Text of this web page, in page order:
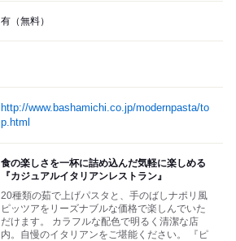
有（無料）
http://www.bashamichi.co.jp/modernpasta/to
p.html
食の楽しさを一杯に詰め込んだ気軽に楽しめる
『カジュアルイタリアンレストラン』
20種類の茹で上げパスタと、手のばしナポリ風
ピッツアをリーズナブルな価格で楽しんでいた
だけます。 カラフルな配色で明るく清潔な店
内。自慢のイタリアンをご堪能ください。 『ピ